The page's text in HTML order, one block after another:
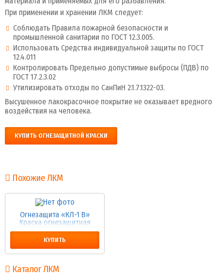
При применении и хранении ЛКМ следует:
Соблюдать Правила пожарной безопасности и
промышленной санитарии по ГОСТ 12.3.005.
Использовать Средства индивидуальной защиты по ГОСТ
12.4.011
Контролировать Предельно допустимые выбросы (ПДВ) по
ГОСТ 17.2.3.02
Утилизировать отходы по СанПиН 2.1.7.1322-03.
Высушенное лакокрасочное покрытие не оказывает вредного
воздействия на человека.
КУПИТЬ ОГНЕЗАЩИТНОЙ КРАСКИ
Похожие ЛКМ
Огнезащита «КЛ-1 В»
Краска огнезащитная
КУПИТЬ
Каталог ЛКМ